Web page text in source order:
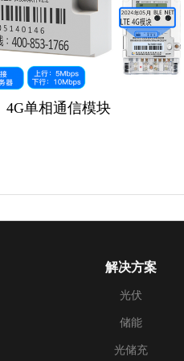
4G单相通信模块
解决方案
光伏
储能
光储充